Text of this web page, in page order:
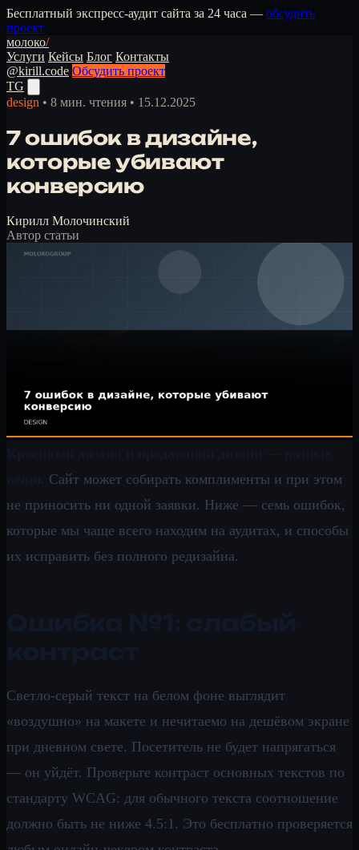
Бесплатный экспресс-аудит сайта за 24 часа — обсудить
проект
молоко/
Услуги Кейсы Блог Контакты
@kirill.code Обсудить проект
TG
design • 8 мин. чтения • 15.12.2025
7 ошибок в дизайне,
которые убивают
конверсию
Кирилл Молочинский
Автор статьи
Сайт может собирать комплименты и при этом
не приносить ни одной заявки. Ниже — семь ошибок,
которые мы чаще всего находим на аудитах, и способы
их исправить без полного редизайна.
Светло-серый текст на белом фоне выглядит
«воздушно» на макете и нечитаемо на дешёвом экране
при дневном свете. Посетитель не будет напрягаться
— он уйдёт. Проверьте контраст основных текстов по
стандарту WCAG: для обычного текста соотношение
должно быть не ниже 4.5:1. Это бесплатно проверяется